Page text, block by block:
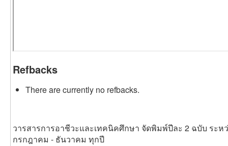
Refbacks
There are currently no refbacks.
วารสารการอาชีวะและเทคนิคศึกษา จัดพิมพ์ปีละ 2 ฉบับ ระห
กรกฎาคม - ธันวาคม ทุกปี